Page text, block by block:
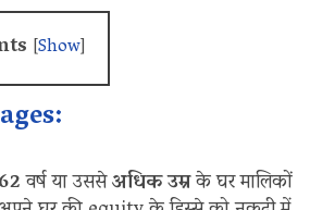
[Show]
वर्ष या उससेअधिक उम्रके घर मालिकों